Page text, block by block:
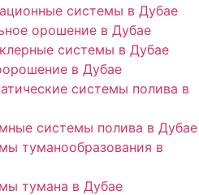
системы в Дубае
орошение в Дубае
системы в Дубае
в Дубае
системы полива в
системы полива в Дубае
туманообразования в
тумана в Дубае